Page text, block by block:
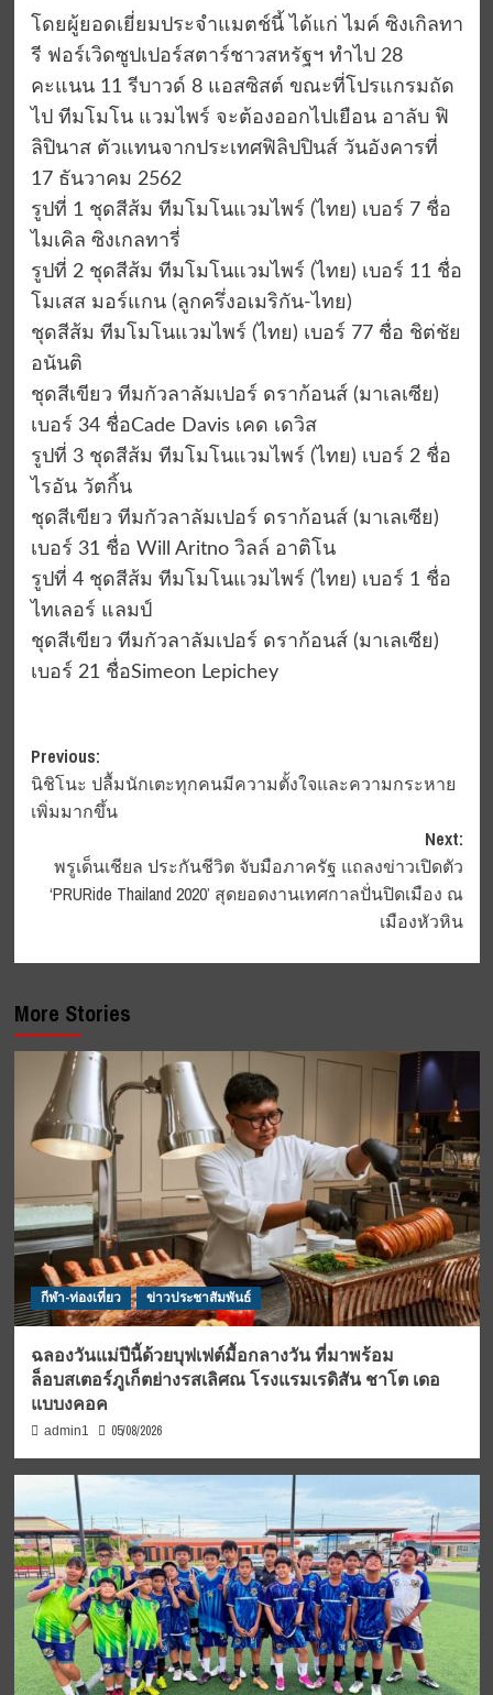
โดยผู้ยอดเยี่ยมประจำแมตช์นี้ ได้แก่ ไมค์ ซิงเกิลทา
รี ฟอร์เวิดซูปเปอร์สตาร์ชาวสหรัฐฯ ทำไป 28
คะแนน 11 รีบาวด์ 8 แอสซิสต์ ขณะที่โปรแกรมถัด
ไป ทีมโมโน แวมไพร์ จะต้องออกไปเยือน อาลับ ฟิ
ลิปินาส ตัวแทนจากประเทศฟิลิปปินส์ วันอังคารที่
17 ธันวาคม 2562
รูปที่ 1 ชุดสีส้ม ทีมโมโนแวมไพร์ (ไทย) เบอร์ 7 ชื่อ
ไมเคิล ซิงเกลทารี่
รูปที่ 2 ชุดสีส้ม ทีมโมโนแวมไพร์ (ไทย) เบอร์ 11 ชื่อ
โมเสส มอร์แกน (ลูกครึ่งอเมริกัน-ไทย)
ชุดสีส้ม ทีมโมโนแวมไพร์ (ไทย) เบอร์ 77 ชื่อ ชิต่ชัย
อนันติ
ชุดสีเขียว ทีมกัวลาลัมเปอร์ ดราก้อนส์ (มาเลเซีย)
เบอร์ 34 ชื่อCade Davis เคด เดวิส
รูปที่ 3 ชุดสีส้ม ทีมโมโนแวมไพร์ (ไทย) เบอร์ 2 ชื่อ
ไรอัน วัตกิ้น
ชุดสีเขียว ทีมกัวลาลัมเปอร์ ดราก้อนส์ (มาเลเซีย)
เบอร์ 31 ชื่อ Will Aritno วิลล์ อาติโน
รูปที่ 4 ชุดสีส้ม ทีมโมโนแวมไพร์ (ไทย) เบอร์ 1 ชื่อ
ไทเลอร์ แลมป์
ชุดสีเขียว ทีมกัวลาลัมเปอร์ ดราก้อนส์ (มาเลเซีย)
เบอร์ 21 ชื่อSimeon Lepichey
Post
navigation
Previous:
นิชิโนะ ปลื้มนักเตะทุกคนมีความตั้งใจและความกระหาย
เพิ่มมากขึ้น
Next:
พรูเด็นเชียล ประกันชีวิต จับมือภาครัฐ แถลงข่าวเปิดตัว
‘PRURide Thailand 2020’ สุดยอดงานเทศกาลปั่นปิดเมือง ณ
เมืองหัวหิน
More Stories
กีฬา-ท่องเที่ยว ข่าวประชาสัมพันธ์
ฉลองวันแม่ปีนี้ด้วยบุฟเฟต์มื้อกลางวัน ที่มาพร้อม
ล็อบสเตอร์ภูเก็ตย่างรสเลิศณ โรงแรมเรดิสัน ชาโต เดอ
แบบงคอค
admin1 05/08/2026